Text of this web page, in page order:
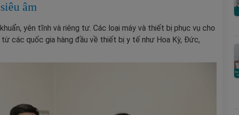
âm
yên tĩnh và riêng tư. Các loại máy và thiết bị phục vụ cho
các quốc gia hàng đầu về thiết bị y tế như Hoa Kỳ, Đức,